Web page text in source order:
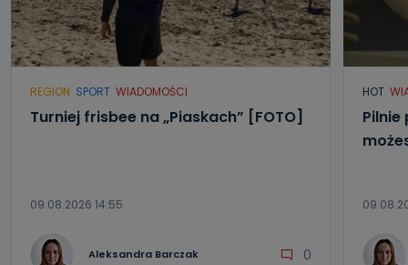
REGION SPORT WIADOMOŚCI
Turniej frisbee na „Piaskach” [FOTO]
09.08.2026 14:55
Aleksandra Barczak 0
HOT